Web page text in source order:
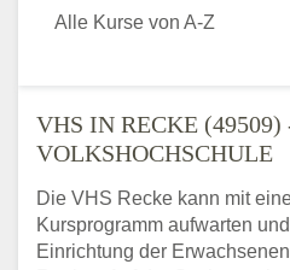
VHS IN RECKE (49509)
VOLKSHOCHSCHULE
Die VHS Recke kann mit
Kursprogramm aufwarten
Einrichtung der
Alle Kurse von A-Z